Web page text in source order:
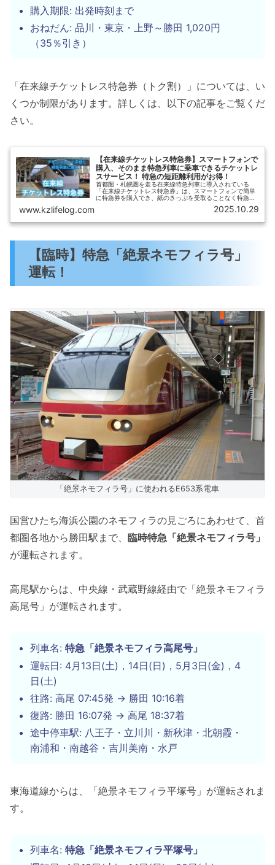
購入期限: 出発時刻まで
おねだん: 品川・東京・上野～勝田 1,020円
（35％引き）
「在来線チケットレス特急券（トク割）」については、い
くつか制限があります。詳しくは、以下の記事をご覧くだ
さい。
【在来線チケットレス特急券】スマートフォンで
購入、そのまま特急列車に乗車できるチケットレ
スサービス！ 特急の短距離利用がお得！
首都圏・札幌圏を走る在来線特急列車に導入されている
「在来線チケットレス特急券」は、スマートフォンで簡単
に特急券を購入でき、紙のきっぷを受取ることなく特急列
車に乗車できるサービスです。【ひさの乗り鉄ブログ】で
は、「在来線チケットレス特急券」の概要と、購入方法・
www.kzlifelog.com 2025.10.29
【臨時】特急「絶景ネモフィラ号」
運転！
「絶景ネモフィラ号」に使われるE653系電車
国営ひたち海浜公園のネモフィラの見ごろにあわせて、首
都圏各地から勝田駅まで、 臨時特急「絶景ネモフィラ号」
が運転されます。
高尾駅からは、中央線・武蔵野線経由で「絶景ネモフィラ
高尾号」が運転されます。
列車名:特急「絶景ネモフィラ高尾号」
運転日: 4月13日(土)，14日(日)，5月3日(金)，4
日(土)
往路: 高尾 07:45発 → 勝田 10:16着
復路: 勝田 16:07発 → 高尾 18:37着
途中停車駅: 八王子・立川川・新秋津・北朝霞・
南浦和・南越谷・吉川美南・水戸
東海道線からは、「絶景ネモフィラ平塚号」が運転されま
す。
列車名:特急「絶景ネモフィラ平塚号」